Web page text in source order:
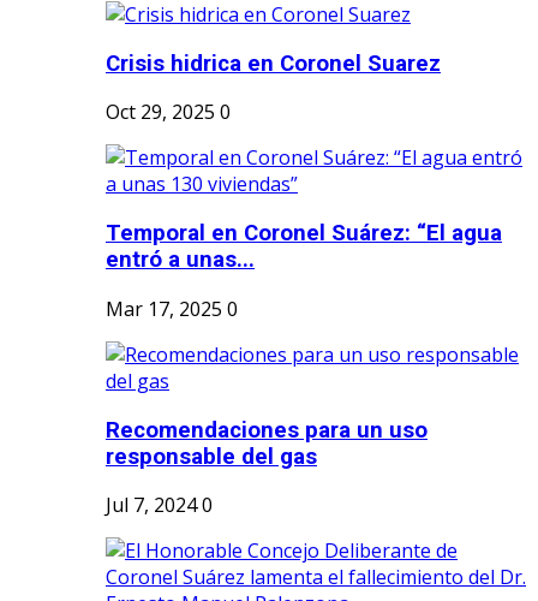
Crisis hidrica en Coronel Suarez
Oct 29, 2025 0
Temporal en Coronel Suárez: “El agua
entró a unas...
Mar 17, 2025 0
Recomendaciones para un uso
responsable del gas
Jul 7, 20240